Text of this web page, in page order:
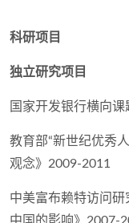
科研项目
独立研究项目
国家开发银行横向
教育部“新世纪优秀
观念》2009-2011
中美富布赖特访问